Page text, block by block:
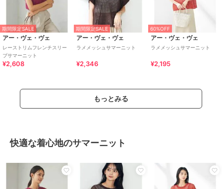
期間限定SALE
アー・ヴェ・ヴェ
レーストリムフレンチスリー
ブサマーニット
¥2,608
期間限定SALE
アー・ヴェ・ヴェ
ラメメッシュサマーニット
¥2,346
60%OFF
アー・ヴェ・ヴェ
ラメメッシュサマーニット
¥2,195
もっとみる
快適な着心地のサマーニット